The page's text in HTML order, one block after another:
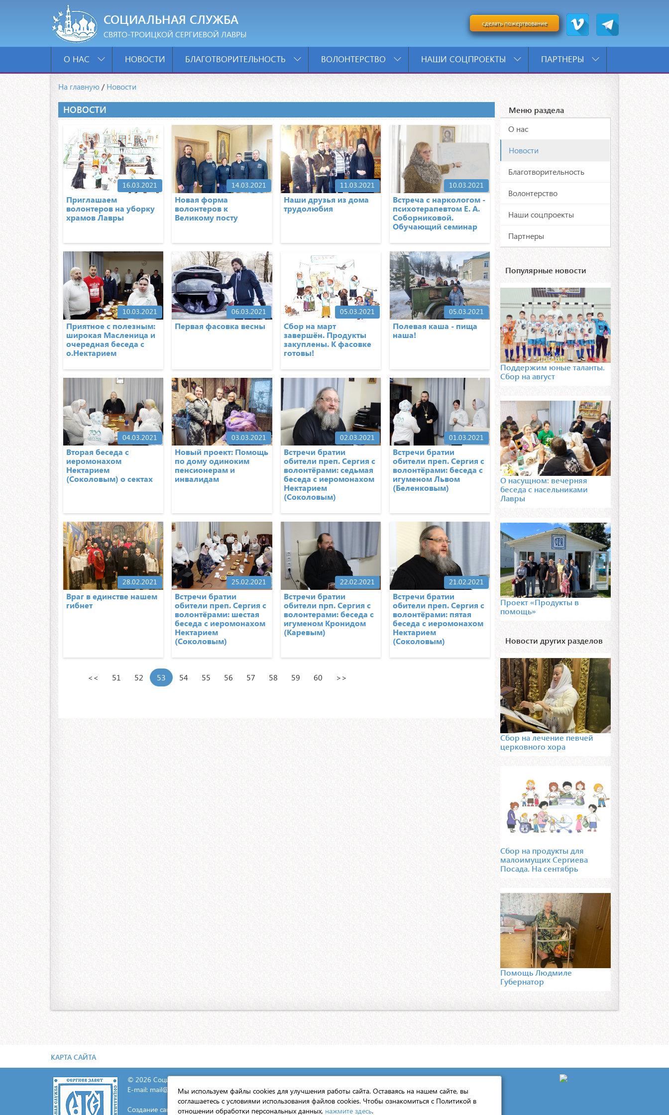
СОЦИАЛЬНАЯ СЛУЖБА
СВЯТО-ТРОИЦКОЙ СЕРГИЕВОЙ ЛАВРЫ
сделать пожертвование
О НАС НОВОСТИ БЛАГОТВОРИТЕЛЬНОСТЬ ВОЛОНТЕРСТВО НАШИ СОЦПРОЕКТЫ ПАРТНЕРЫ
На главную /Новости
НОВОСТИ
16.03.2021
Приглашаем
волонтеров на уборку
храмов Лавры
14.03.2021
Новая форма
волонтеров к
Великому посту
11.03.2021
Наши друзья из дома
трудолюбия
10.03.2021
Встреча с наркологом -
психотерапевтом Е. А.
Соборниковой.
Обучающий семинар
10.03.2021
Приятное с полезным:
широкая Масленица и
очередная беседа с
о.Нектарием
06.03.2021
Первая фасовка весны
05.03.2021
Сбор на март
завершён. Продукты
закуплены. К фасовке
готовы!
05.03.2021
Полевая каша - пища
наша!
04.03.2021
Вторая беседа с
иеромонахом
Нектарием
(Соколовым) о сектах
03.03.2021
Новый проект: Помощь
по дому одиноким
пенсионерам и
инвалидам
02.03.2021
Встречи братии
обители преп. Сергия с
волонтёрами: седьмая
беседа с иеромонахом
Нектарием
(Соколовым)
01.03.2021
Встречи братии
обители преп. Сергия с
волонтёрами: беседа с
игуменом Львом
(Беленковым)
28.02.2021
Враг в единстве нашем
гибнет
25.02.2021
Встречи братии
обители преп. Сергия с
волонтёрами: шестая
беседа с иеромонахом
Нектарием
(Соколовым)
22.02.2021
Встречи братии
обители прп. Сергия с
волонтерами: беседа с
игуменом Кронидом
(Каревым)
21.02.2021
Встречи братии
обители преп. Сергия с
волонтёрами: пятая
беседа с иеромонахом
Нектарием
(Соколовым)
<< 51 52 53 54 55 56 57 58 59 60 >>
Меню раздела
О нас
Новости
Благотворительность
Волонтерство
Наши соцпроекты
Партнеры
Популярные новости
Поддержим юные таланты.
Сбор на август
О насущном: вечерняя
беседа с насельниками
Лавры
Проект «Продукты в
помощь»
Новости других разделов
Сбор на лечение певчей
церковного хора
Сбор на продукты для
малоимущих Сергиева
Посада. На сентябрь
Помощь Людмиле
Губернатор
КАРТА САЙТА
© 2026 Социальная служба Свято-Троицкой Сергиевой Лавры
E-mail: mail@lavra.tv
Создание сайта - «Экспресс-Интернет».
Мы используем файлы cookies для улучшения работы сайта. Оставаясь на нашем сайте, вы
соглашаетесь с условиями использования файлов cookies. Чтобы ознакомиться с Политикой в
отношении обработки персональных данных, нажмите здесь.